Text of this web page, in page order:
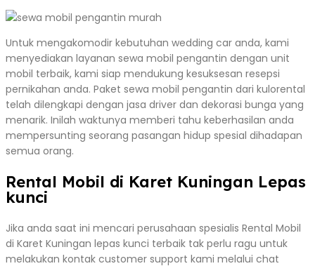
Untuk mengakomodir kebutuhan wedding car anda, kami
menyediakan layanan sewa mobil pengantin dengan unit
mobil terbaik, kami siap mendukung kesuksesan resepsi
pernikahan anda. Paket sewa mobil pengantin dari kulorental
telah dilengkapi dengan jasa driver dan dekorasi bunga yang
menarik. Inilah waktunya memberi tahu keberhasilan anda
mempersunting seorang pasangan hidup spesial dihadapan
semua orang.
Rental Mobil di Karet Kuningan Lepas
kunci
Jika anda saat ini mencari perusahaan spesialis Rental Mobil
di Karet Kuningan lepas kunci terbaik tak perlu ragu untuk
melakukan kontak customer support kami melalui chat